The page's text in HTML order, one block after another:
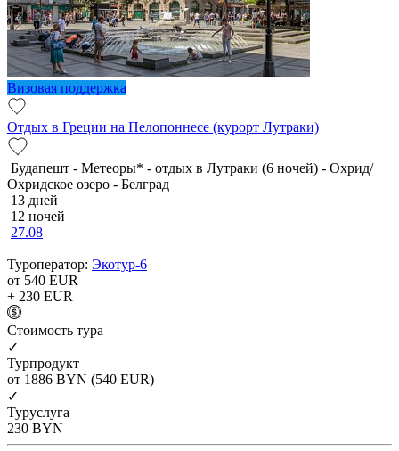
Визовая поддержка
Отдых в Греции на Пелопоннесе (курорт Лутраки)
Будапешт - Метеоры* - отдых в Лутраки (6 ночей) - Охрид/
Охридское озеро - Белград
13 дней
12 ночей
27.08
Туроператор: Экотур-6
от 540 EUR
+ 230 EUR
Cтоимость тура
✓
Турпродукт
от 1886 BYN (540 EUR)
✓
Туруслуга
230 BYN